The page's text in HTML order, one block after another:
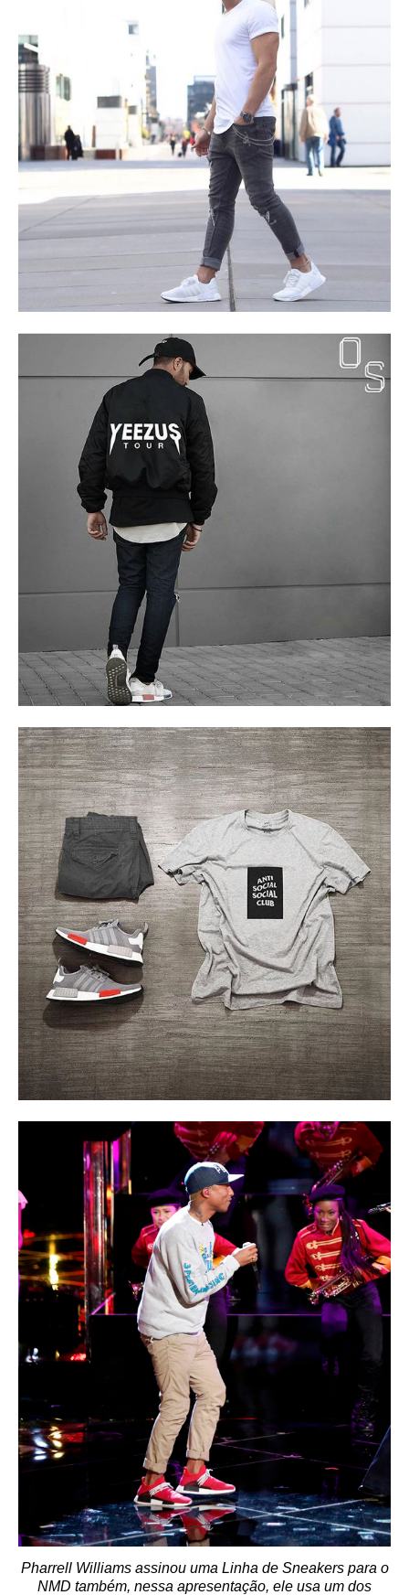
Pharrell Williams assinou uma Linha de Sneakers para o
NMD também, nessa apresentação, ele usa um dos